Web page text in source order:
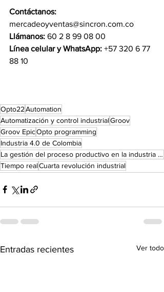
Contáctanos:
mercadeoyventas@sincron.com.co
Llámanos: 60 2 8 99 08 00
Línea celular y WhatsApp: +57 320 6 77
88 10
Opto22Automation
Automatización y control industrialGroov
Groov EpicOpto programming
Industria 4.0 de Colombia
La gestión del proceso productivo en la industria 4.0
Tiempo realCuarta revolución industrial
Entradas recientes Ver todo